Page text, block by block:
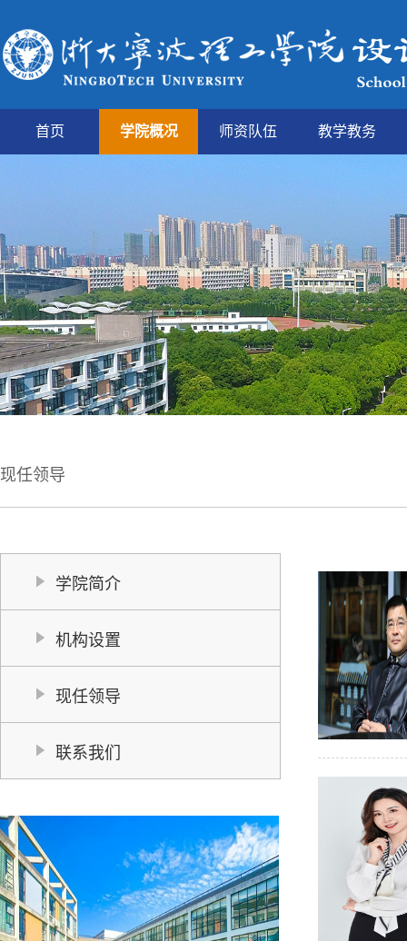
首页 学院概况 师资队伍 教学教务
现任领导
学院简介
机构设置
现任领导
联系我们